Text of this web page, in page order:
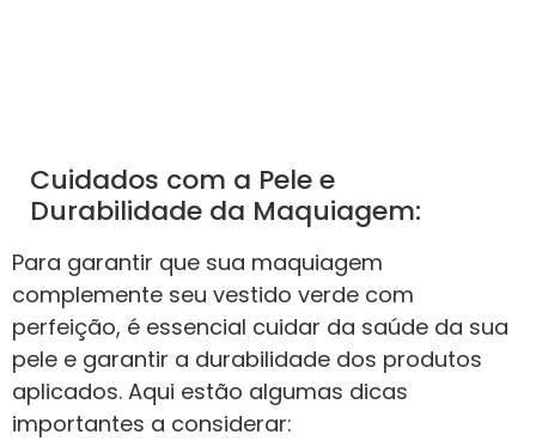
Cuidados com a Pele e
Durabilidade da Maquiagem:
Para garantir que sua maquiagem
complemente seu vestido verde com
perfeição, é essencial cuidar da saúde da sua
pele e garantir a durabilidade dos produtos
aplicados. Aqui estão algumas dicas
importantes a considerar: